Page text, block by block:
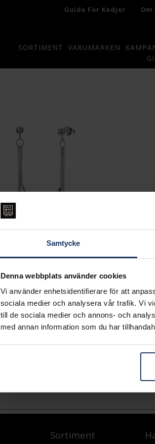
Samtycke
Denna webbplats använder cookies
Vi använder enhetsidentifierare för att
sociala medier och analysera vår trafik. Vi
till de sociala medier och annons- och
med annan information som du har
Guide För Kedjor
SORTIMENT VARUMÄRKEN
Sortiment